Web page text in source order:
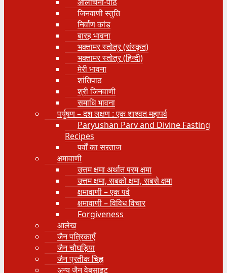
जिनवाणी स्तुति
निर्वाण कांड
बारह भावना
भक्तामर स्तोत्र (संस्कृत)
भक्तामर स्तोत्र (हिन्दी)
मेरी भावना
शांतिपाठ
श्री जिनवाणी
समाधि भावना
पर्युषण – दश लक्षण : एक शाश्वत महापर्व
Paryushan Parv and Divine Fasting
Recipes
पर्वों का सरताज
क्षमावाणी
उत्तम क्षमा अर्थात परम क्षमा
उत्तम क्षमा, सबको क्षमा, सबसे क्षमा
क्षमावाणी – एक पर्व
क्षमावाणी – विविध विचार
Forgiveness
आलेख
जैन पत्रिकाएँ
जैन चौघड़िया
जैन प्रतीक चिह्न
अन्य जैन वेबसाइट